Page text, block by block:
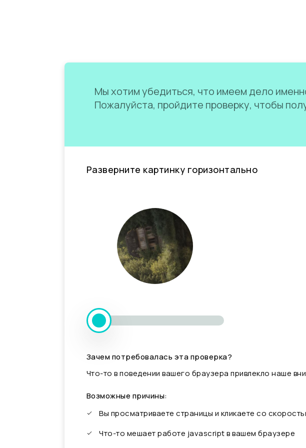
Мы хотим убедиться, что имеем дело
Пожалуйста, пройдите проверку, чтобы
Разверните картинку горизонтально
Зачем потребовалась эта проверка?
Что-то в поведении вашего браузера привлекло наше
Возможные причины:
Вы просматриваете страницы и кликаете со
Что-то мешает работе javascript в вашем браузере